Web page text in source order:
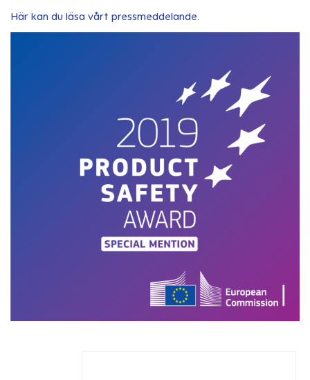
Här kan du läsa vårt pressmeddelande.